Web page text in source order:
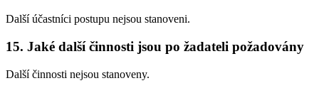
Další účastníci postupu nejsou stanoveni.
15. Jaké další činnosti jsou po žadateli požadovány
Další činnosti nejsou stanoveny.